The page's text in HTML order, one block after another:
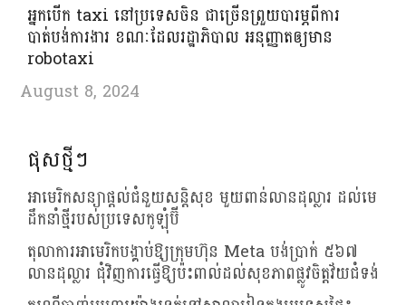
អ្នកបើក taxi នៅ​ប្រទេស​ចិន​ ជាច្រើន​ព្រួយ​បារម្ភពីការ
បាត់បង់ការងារ ​ខណៈដែលរដ្ឋាភិបាល អនុញ្ញាតឲ្យមាន​
robotaxi
August 8, 2024
ផុសថ្មីៗ
អាមេរិកសន្យាផ្តល់ជំនួយសន្តិសុខ មួយពាន់លានដុល្លារ ដល់មេ
ដឹកនាំថ្មីរបស់ប្រទេសកូឡុំប៊ី
តុលាការអាមេរិកបង្គាប់ឱ្យក្រុមហ៊ុន Meta បង់ប្រាក់ ៥៦៧
លានដុល្លារ ជុំវិញការធ្វើឱ្យប៉ះពាល់ដល់សុខភាពផ្លូវចិត្តវ័យជំទង់